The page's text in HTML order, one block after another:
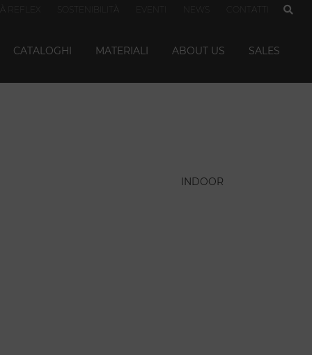
REFLEX SOSTENIBILITÀ EVENTI NEWS CONTATTI
CATALOGHI MATERIALI ABOUT US SALES
INDOOR